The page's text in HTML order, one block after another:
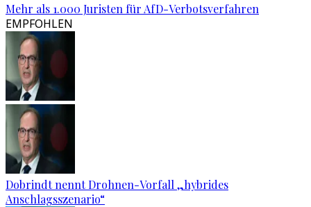
Mehr als 1.000 Juristen für AfD-Verbotsverfahren
EMPFOHLEN
Dobrindt nennt Drohnen-Vorfall „hybrides
Anschlagsszenario“